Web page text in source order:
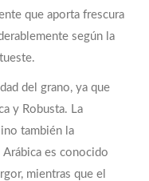
que aporta frescura
según la
del grano, ya que
y Robusta. La
también la
es conocido
mientras que el